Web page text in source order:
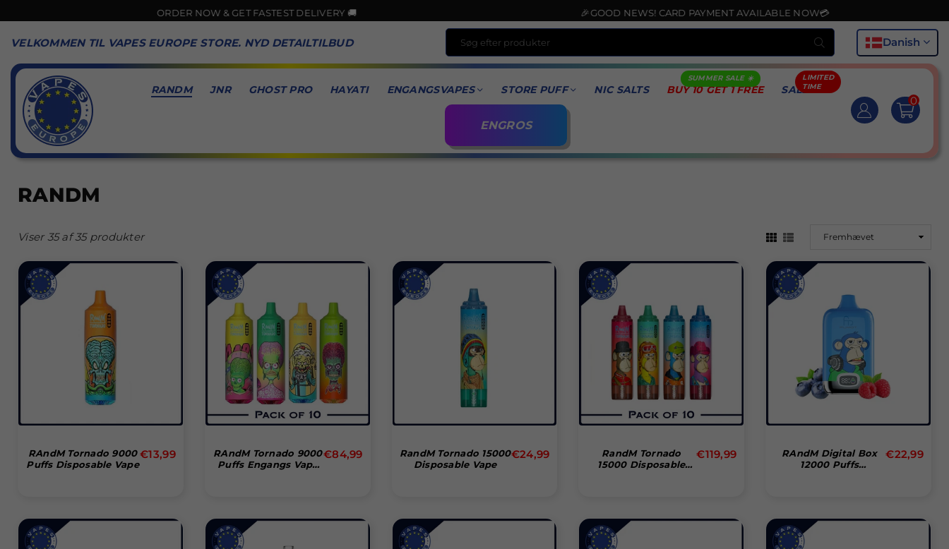
ORDER NOW & GET FASTEST DELIVERY 🚚 🎉GOOD NEWS! CARD PAYMENT AVAILABLE NOW💳
VELKOMMEN TIL VAPES EUROPE STORE. NYD DETAILTILBUD Indsend Danish
VAPES
EUROPE
RANDM JNR GHOST PRO HAYATI ENGANGSVAPES STORE PUFF NIC SALTS BUY 10 GET 1 FREE SALE
ENGROS
0
RANDM
Viser 35 af 35 produkter
RAndM Tornado 9000
Puffs Disposable Vape
Normal
€13,99
RAndM Tornado 9000
Puffs Engangs Vape
Normal
€84,99
RandM Tornado 15000
Disposable Vape
Normal
€24,99
RandM Tornado
15000 Disposable
Normal
€119,99
RAndM Digital Box
12000 Puffs
Normal
€22,99